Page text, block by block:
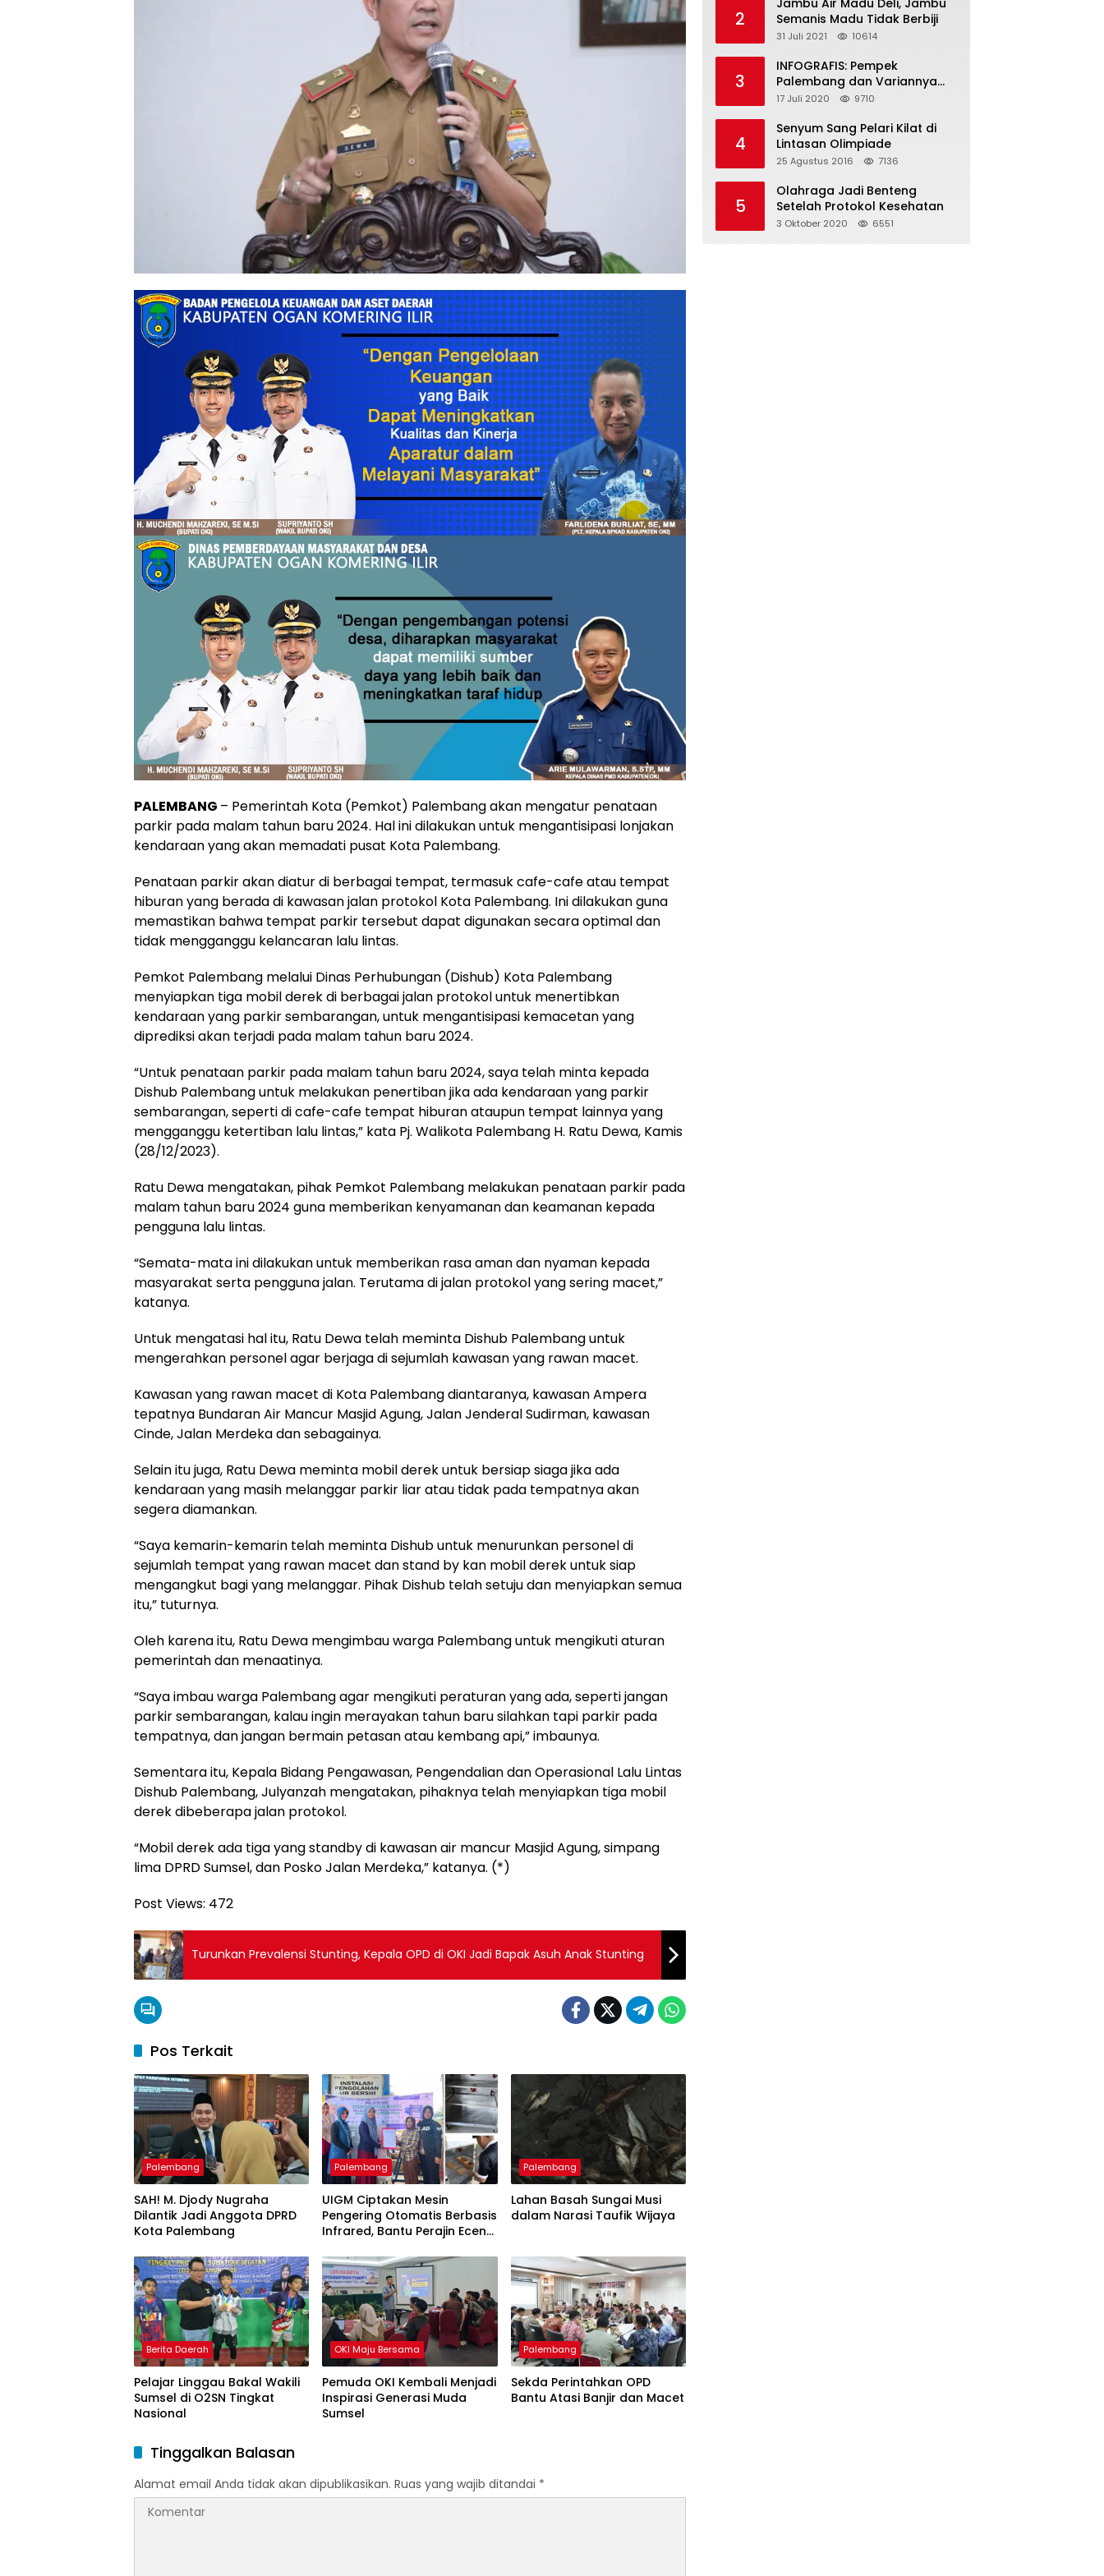
PALEMBANG – Pemerintah Kota (Pemkot) Palembang akan mengatur penataan
parkir pada malam tahun baru 2024. Hal ini dilakukan untuk mengantisipasi lonjakan
kendaraan yang akan memadati pusat Kota Palembang.
Penataan parkir akan diatur di berbagai tempat, termasuk cafe-cafe atau tempat
hiburan yang berada di kawasan jalan protokol Kota Palembang. Ini dilakukan guna
memastikan bahwa tempat parkir tersebut dapat digunakan secara optimal dan
tidak mengganggu kelancaran lalu lintas.
Pemkot Palembang melalui Dinas Perhubungan (Dishub) Kota Palembang
menyiapkan tiga mobil derek di berbagai jalan protokol untuk menertibkan
kendaraan yang parkir sembarangan, untuk mengantisipasi kemacetan yang
diprediksi akan terjadi pada malam tahun baru 2024.
“Untuk penataan parkir pada malam tahun baru 2024, saya telah minta kepada
Dishub Palembang untuk melakukan penertiban jika ada kendaraan yang parkir
sembarangan, seperti di cafe-cafe tempat hiburan ataupun tempat lainnya yang
mengganggu ketertiban lalu lintas,” kata Pj. Walikota Palembang H. Ratu Dewa, Kamis
(28/12/2023).
Ratu Dewa mengatakan, pihak Pemkot Palembang melakukan penataan parkir pada
malam tahun baru 2024 guna memberikan kenyamanan dan keamanan kepada
pengguna lalu lintas.
“Semata-mata ini dilakukan untuk memberikan rasa aman dan nyaman kepada
masyarakat serta pengguna jalan. Terutama di jalan protokol yang sering macet,”
katanya.
Untuk mengatasi hal itu, Ratu Dewa telah meminta Dishub Palembang untuk
mengerahkan personel agar berjaga di sejumlah kawasan yang rawan macet.
Kawasan yang rawan macet di Kota Palembang diantaranya, kawasan Ampera
tepatnya Bundaran Air Mancur Masjid Agung, Jalan Jenderal Sudirman, kawasan
Cinde, Jalan Merdeka dan sebagainya.
Selain itu juga, Ratu Dewa meminta mobil derek untuk bersiap siaga jika ada
kendaraan yang masih melanggar parkir liar atau tidak pada tempatnya akan
segera diamankan.
“Saya kemarin-kemarin telah meminta Dishub untuk menurunkan personel di
sejumlah tempat yang rawan macet dan stand by kan mobil derek untuk siap
mengangkut bagi yang melanggar. Pihak Dishub telah setuju dan menyiapkan semua
itu,” tuturnya.
Oleh karena itu, Ratu Dewa mengimbau warga Palembang untuk mengikuti aturan
pemerintah dan menaatinya.
“Saya imbau warga Palembang agar mengikuti peraturan yang ada, seperti jangan
parkir sembarangan, kalau ingin merayakan tahun baru silahkan tapi parkir pada
tempatnya, dan jangan bermain petasan atau kembang api,” imbaunya.
Sementara itu, Kepala Bidang Pengawasan, Pengendalian dan Operasional Lalu Lintas
Dishub Palembang, Julyanzah mengatakan, pihaknya telah menyiapkan tiga mobil
derek dibeberapa jalan protokol.
“Mobil derek ada tiga yang standby di kawasan air mancur Masjid Agung, simpang
lima DPRD Sumsel, dan Posko Jalan Merdeka,” katanya. (*)
Post Views: 472
Turunkan Prevalensi Stunting, Kepala OPD di OKI Jadi Bapak Asuh Anak Stunting
Pos Terkait
Palembang
SAH! M. Djody Nugraha
Dilantik Jadi Anggota DPRD
Kota Palembang
Palembang
UIGM Ciptakan Mesin
Pengering Otomatis Berbasis
Infrared, Bantu Perajin Eceng
Palembang
Lahan Basah Sungai Musi
dalam Narasi Taufik Wijaya
Berita Daerah
Pelajar Linggau Bakal Wakili
Sumsel di O2SN Tingkat
Nasional
OKI Maju Bersama
Pemuda OKI Kembali Menjadi
Inspirasi Generasi Muda
Sumsel
Palembang
Sekda Perintahkan OPD
Bantu Atasi Banjir dan Macet
Tinggalkan Balasan
Alamat email Anda tidak akan dipublikasikan. Ruas yang wajib ditandai *
2
Jambu Air Madu Deli, Jambu
Semanis Madu Tidak Berbiji
31 Juli 2021 10614
3
INFOGRAFIS: Pempek
Palembang dan Variannya
yang Melegenda
17 Juli 2020 9710
4
Senyum Sang Pelari Kilat di
Lintasan Olimpiade
25 Agustus 2016 7136
5
Olahraga Jadi Benteng
Setelah Protokol Kesehatan
3 Oktober 2020 6551